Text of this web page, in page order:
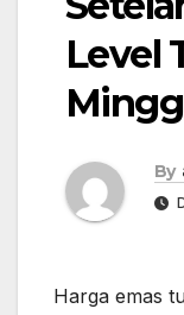
Level
By
Harga emas